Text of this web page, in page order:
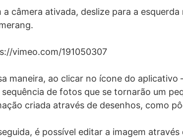
a câmera ativada, deslize para a
vimeo.com/191050307
maneira, ao clicar no ícone do
sequência de fotos que se tornarão um
criada através de desenhos, como
é possível editar a imagem